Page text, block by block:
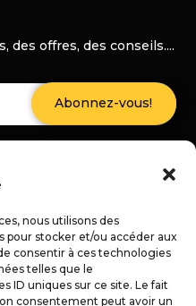
nous utilisons des
pour stocker et/ou accéder aux
consentir à ces technologies
telles que le
ID uniques sur ce site. Le fait
consentement peut avoir un
des offres, des conseils....
Abonnez-vous!
44 140 LE BIGNON